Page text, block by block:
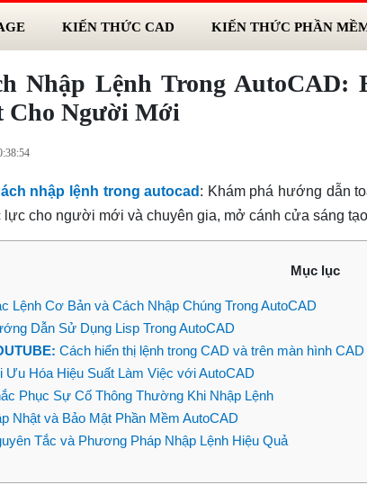
KIẾN THỨC CAD KIẾN THỨC PHẦN
Nhập Lệnh Trong
Cho Người Mới
nhập lệnh trong autocad : Khám phá hướng dẫn
lực cho người mới và chuyên gia, mở cánh cửa sáng
Mục lục
Lệnh Cơ Bản và Cách Nhập Chúng Trong AutoCAD
Dẫn Sử Dụng Lisp Trong AutoCAD
Cách hiển thị lệnh trong CAD và trên màn hình
Ưu Hóa Hiệu Suất Làm Việc với AutoCAD
Phục Sự Cố Thông Thường Khi Nhập Lệnh
Nhật và Bảo Mật Phần Mềm AutoCAD
Tắc và Phương Pháp Nhập Lệnh Hiệu Quả